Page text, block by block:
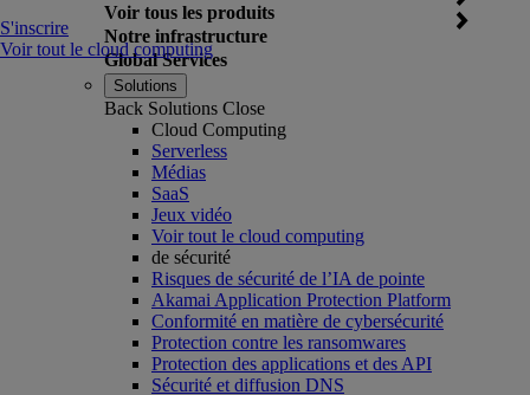
Voir tous les produits
Notre infrastructure
Global Services
S'inscrire
Voir tout le cloud computing
Solutions
Back Solutions Close
Cloud Computing
Serverless
Médias
SaaS
Jeux vidéo
Voir tout le cloud computing
de sécurité
Risques de sécurité de l’IA de pointe
Akamai Application Protection Platform
Conformité en matière de cybersécurité
Protection contre les ransomwares
Protection des applications et des API
Sécurité et diffusion DNS